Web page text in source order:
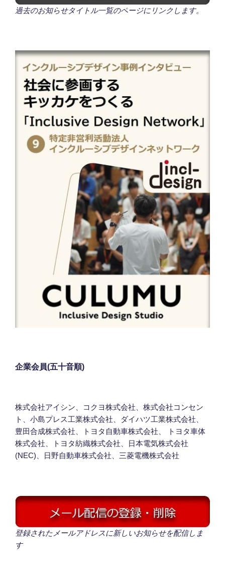
過去のお知らせタイトル一覧のページにリンクします。
企業会員(五十音順)
株式会社アイシン、コクヨ株式会社、株式会社コンセン
ト、小島プレス工業株式会社、ダイハツ工業株式会社、
豊田合成株式会社、トヨタ自動車株式会社、 トヨタ車体
株式会社、トヨタ紡織株式会社、日本電気株式会社
(NEC)、日野自動車株式会社、三菱電機株式会社
登録されたメールアドレスに新しいお知らせを配信しま
す